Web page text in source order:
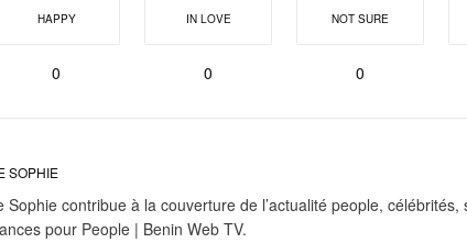
HAPPY
0
IN LOVE
0
NOT SURE
0
SOPHIE
Sophie contribue à la couverture de l’actualité people, célébrités,
pour People | Benin Web TV.